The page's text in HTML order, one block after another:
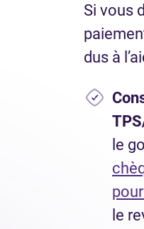
Si vous
dus à
le
le